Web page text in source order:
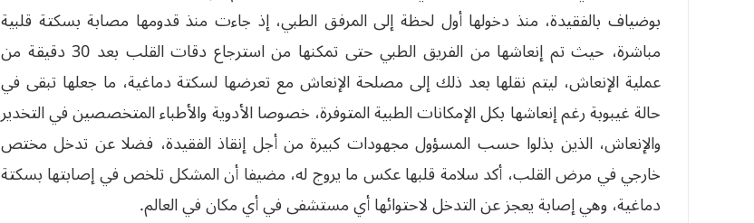
بوضياف بالفقيدة، منذ دخولها أول لحظة إلى المرفق الطبي، إذ جاءت منذ قدومها مصابة بسكتة قلبية
مباشرة، حيث تم إنعاشها من الفريق الطبي حتى تمكنها من استرجاع دقات القلب بعد 30 دقيقة من
عملية الإنعاش، ليتم نقلها بعد ذلك إلى مصلحة الإنعاش مع تعرضها لسكتة دماغية، ما جعلها تبقى في
حالة غيبوبة رغم إنعاشها بكل الإمكانات الطبية المتوفرة، خصوصا الأدوية والأطباء المتخصصين في التخدير
والإنعاش، الذين بذلوا حسب المسؤول مجهودات كبيرة من أجل إنقاذ الفقيدة، فضلا عن تدخل مختص
خارجي في مرض القلب، أكد سلامة قلبها عكس ما يروج له، مضيفا أن المشكل تلخص في إصابتها بسكتة
دماغية، وهي إصابة يعجز عن التدخل لاحتوائها أي مستشفى في أي مكان في العالم.